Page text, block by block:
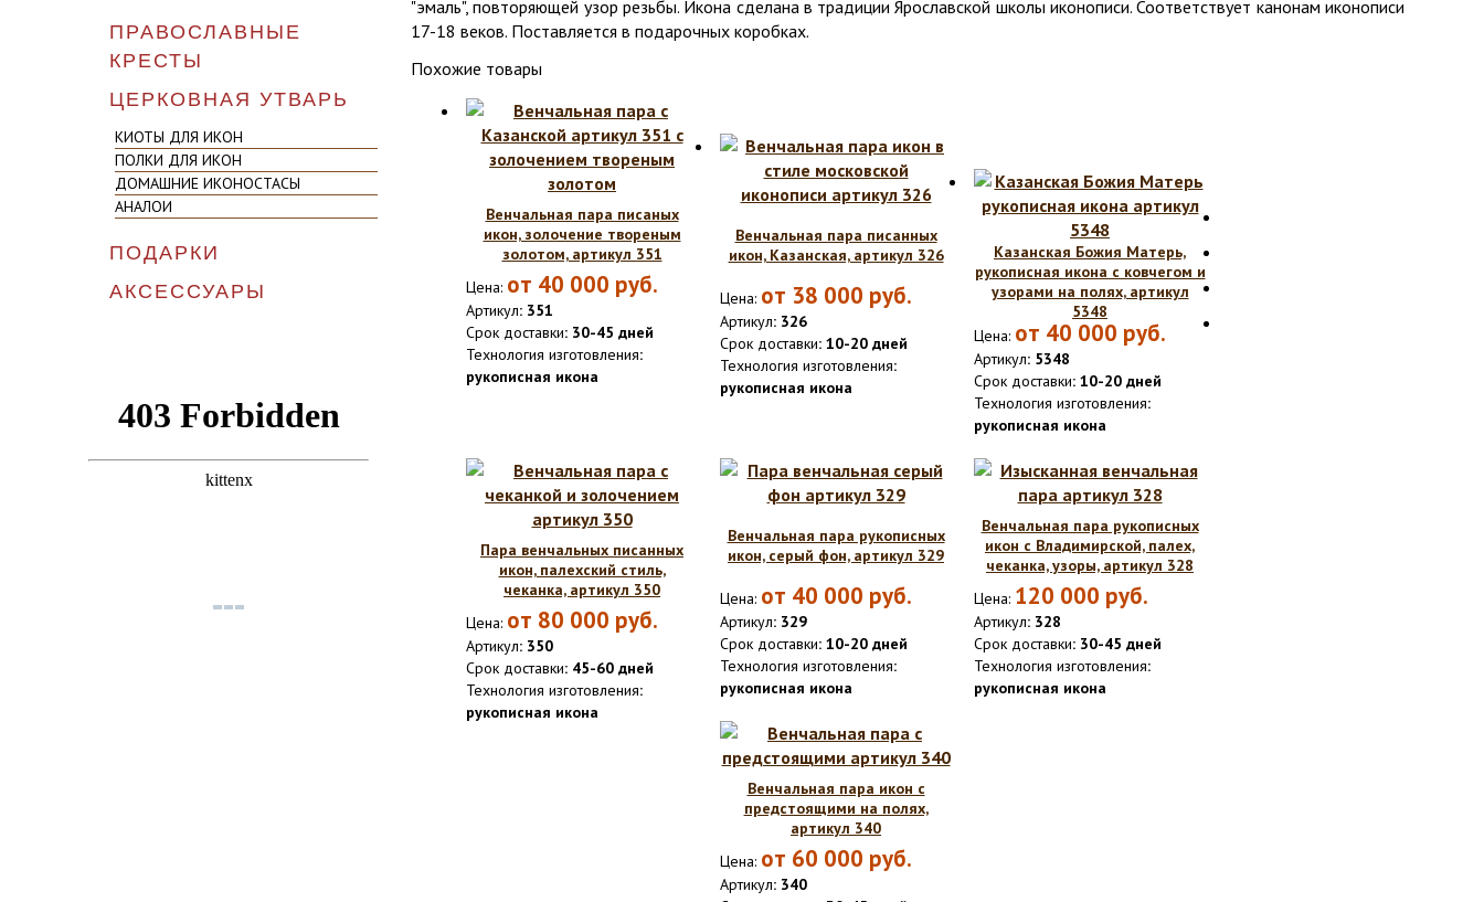
ПРАВОСЛАВНЫЕ
КРЕСТЫ
ЦЕРКОВНАЯ УТВАРЬ
КИОТЫ ДЛЯ ИКОН
ПОЛКИ ДЛЯ ИКОН
ДОМАШНИЕ ИКОНОСТАСЫ
АНАЛОИ
ПОДАРКИ
АКСЕССУАРЫ
"эмаль", повторяющей узор резьбы. Икона сделана в традиции Ярославской школы иконописи. Соответствует канонам иконописи
17-18 веков. Поставляется в подарочных коробках.
Похожие товары
Венчальная пара писаных
икон, золочение твореным
золотом, артикул 351
Цена: от 40 000 руб.
Артикул: 351
Срок доставки: 30-45 дней
Технология изготовления:
рукописная икона
Венчальная пара писанных
икон, Казанская, артикул 326
Цена: от 38 000 руб.
Артикул: 326
Срок доставки: 10-20 дней
Технология изготовления:
рукописная икона
Казанская Божия Матерь,
рукописная икона с ковчегом и
узорами на полях, артикул
5348
Цена: от 40 000 руб.
Артикул: 5348
Срок доставки: 10-20 дней
Технология изготовления:
рукописная икона
Пара венчальных писанных
икон, палехский стиль,
чеканка, артикул 350
Цена: от 80 000 руб.
Артикул: 350
Срок доставки: 45-60 дней
Технология изготовления:
рукописная икона
Венчальная пара рукописных
икон, серый фон, артикул 329
Цена: от 40 000 руб.
Артикул: 329
Срок доставки: 10-20 дней
Технология изготовления:
рукописная икона
Венчальная пара рукописных
икон с Владимирской, палех,
чеканка, узоры, артикул 328
Цена: 120 000 руб.
Артикул: 328
Срок доставки: 30-45 дней
Технология изготовления:
рукописная икона
Венчальная пара икон с
предстоящими на полях,
артикул 340
Цена: от 60 000 руб.
Артикул: 340